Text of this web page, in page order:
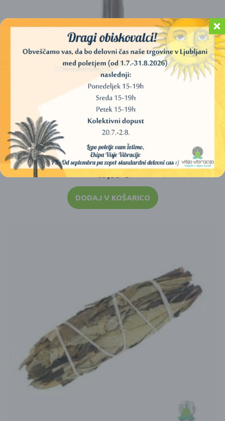
AGUA DE PALO SANTO – DIŠEČA VODA
19,00€
DODAJ V KOŠARICO